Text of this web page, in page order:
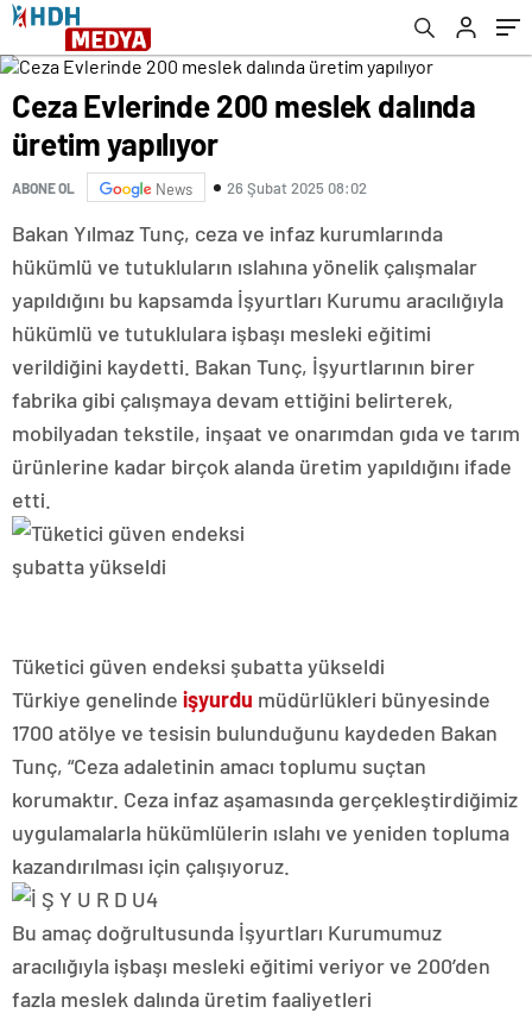
Ceza Evlerinde 200 meslek dalında
üretim yapılıyor
ABONE OL News 26 Şubat 2025 08:02
Bakan Yılmaz Tunç, ceza ve infaz kurumlarında
hükümlü ve tutukluların ıslahına yönelik çalışmalar
yapıldığını bu kapsamda İşyurtları Kurumu aracılığıyla
hükümlü ve tutuklulara işbaşı mesleki eğitimi
verildiğini kaydetti. Bakan Tunç, İşyurtlarının birer
fabrika gibi çalışmaya devam ettiğini belirterek,
mobilyadan tekstile, inşaat ve onarımdan gıda ve tarım
ürünlerine kadar birçok alanda üretim yapıldığını ifade
etti.
Tüketici güven endeksi şubatta yükseldi
Türkiye genelinde işyurdu müdürlükleri bünyesinde
1700 atölye ve tesisin bulunduğunu kaydeden Bakan
Tunç, “Ceza adaletinin amacı toplumu suçtan
korumaktır. Ceza infaz aşamasında gerçekleştirdiğimiz
uygulamalarla hükümlülerin ıslahı ve yeniden topluma
kazandırılması için çalışıyoruz.
Bu amaç doğrultusunda İşyurtları Kurumumuz
aracılığıyla işbaşı mesleki eğitimi veriyor ve 200’den
fazla meslek dalında üretim faaliyetleri